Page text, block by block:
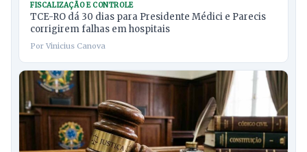
FISCALIZAÇÃO E CONTROLE
TCE-RO dá 30 dias para Presidente Médici e Parecis
corrigirem falhas em hospitais
Por Vinicius Canova